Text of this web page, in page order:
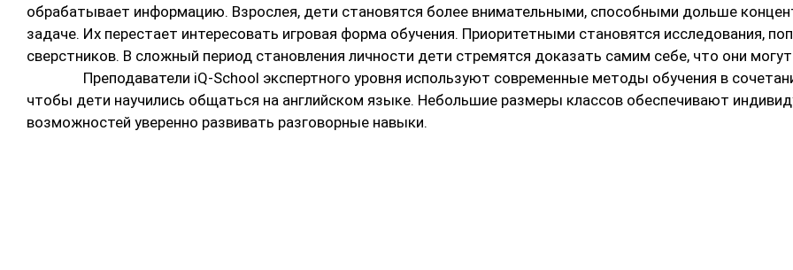
обрабатывает информацию. Взрослея, дети становятся более внимательными, способными дольше
задаче. Их перестает интересовать игровая форма обучения. Приоритетными становятся исследования,
сверстников. В сложный период становления личности дети стремятся доказать самим себе, что они
Преподаватели iQ-School экспертного уровня используют современные методы обучения в
чтобы дети научились общаться на английском языке. Небольшие размеры классов обеспечивают
возможностей уверенно развивать разговорные навыки.